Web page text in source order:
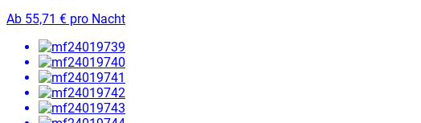
Ab 55,71 € pro Nacht